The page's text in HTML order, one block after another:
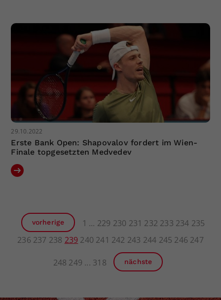
29.10.2022
Erste Bank Open: Shapovalov fordert im Wien-
Finale topgesetzten Medvedev
vorherige 1 229 230 231 232 233 234 235
236 237 238 239 240 241 242 243 244 245 246 247
248 249 318 nächste